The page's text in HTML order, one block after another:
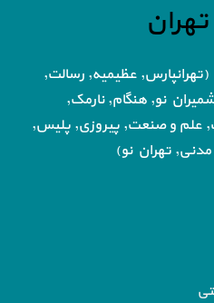
(تهرانپارس, عظیمیه, رسالت,
نو, هنگام, نارمک,
علم و صنعت, پیروزی, پلیس,
مدنی, تهران نو)